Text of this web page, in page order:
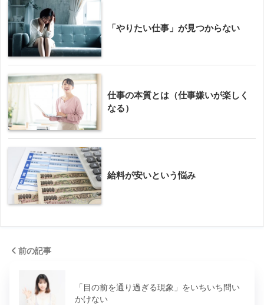
「やりたい仕事」が見つからない
仕事の本質とは（仕事嫌いが楽しく
なる）
給料が安いという悩み
前の記事
「目の前を通り過ぎる現象」をいちいち問い
かけない